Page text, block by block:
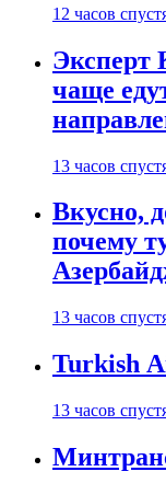
12 часов
Эксперт
чаще
13 часов
Вкусно,
почему
13 часов
Turkish
13 часов